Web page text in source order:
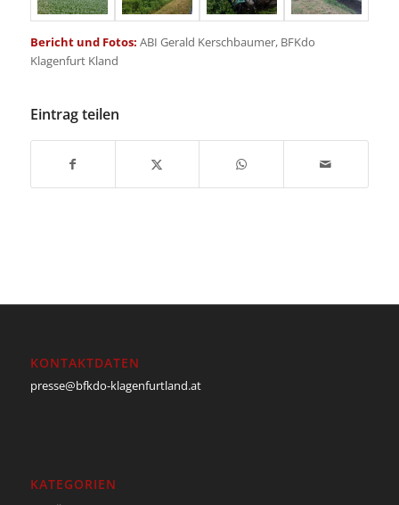
Bericht und Fotos: ABI Gerald Kerschbaumer, BFKdo
Klagenfurt Kland
Eintrag teilen
KONTAKTDATEN
presse@bfkdo-klagenfurtland.at
KATEGORIEN